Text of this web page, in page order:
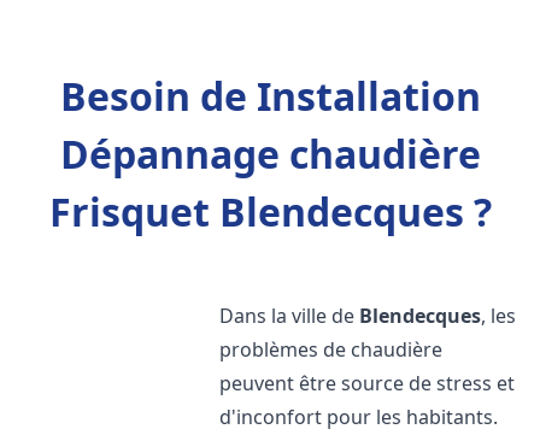
Besoin de Installation
Dépannage chaudière
Frisquet Blendecques ?
Dans la ville de Blendecques, les
problèmes de chaudière
peuvent être source de stress et
d'inconfort pour les habitants.